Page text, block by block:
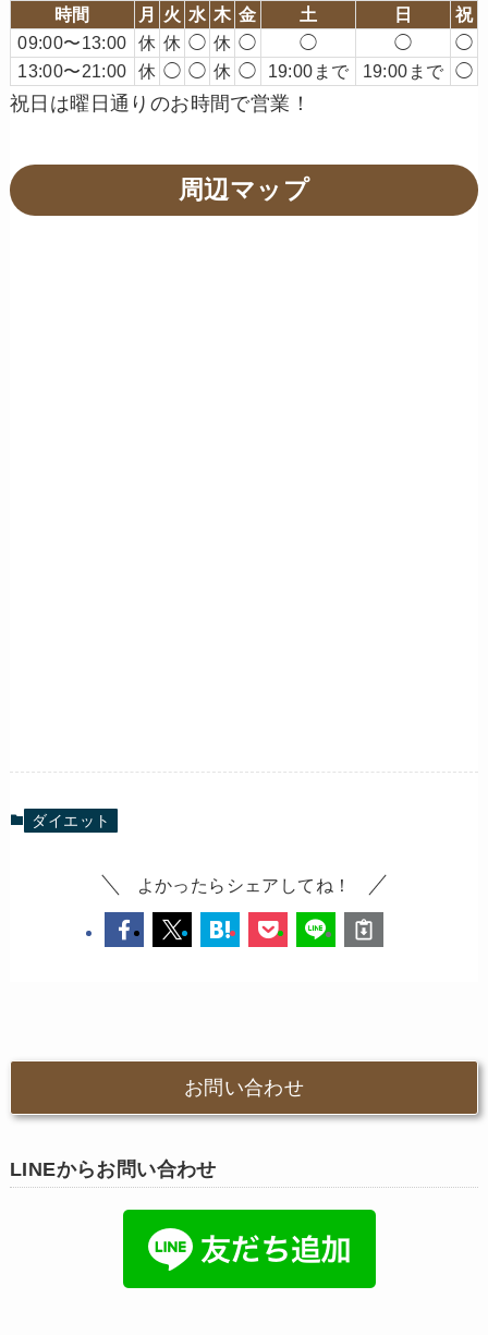
時間 月 火 水 木 金 土 日
祝
09:00〜13:00
休 休 ◯ 休 ◯ ◯ ◯
◯
13:00〜21:00
休 ◯ ◯ 休 ◯ 19:00まで 19:00まで ◯
祝日は曜日通りのお時間で営業！
周辺マップ
ダイエット
よかったらシェアしてね！
お問い合わせ
LINEからお問い合わせ